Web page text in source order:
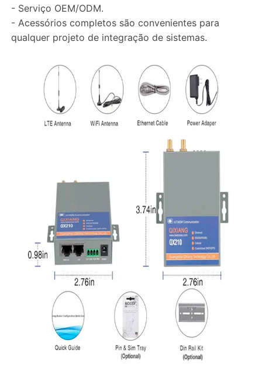
- Serviço OEM/ODM.
- Acessórios completos são convenientes para
qualquer projeto de integração de sistemas.